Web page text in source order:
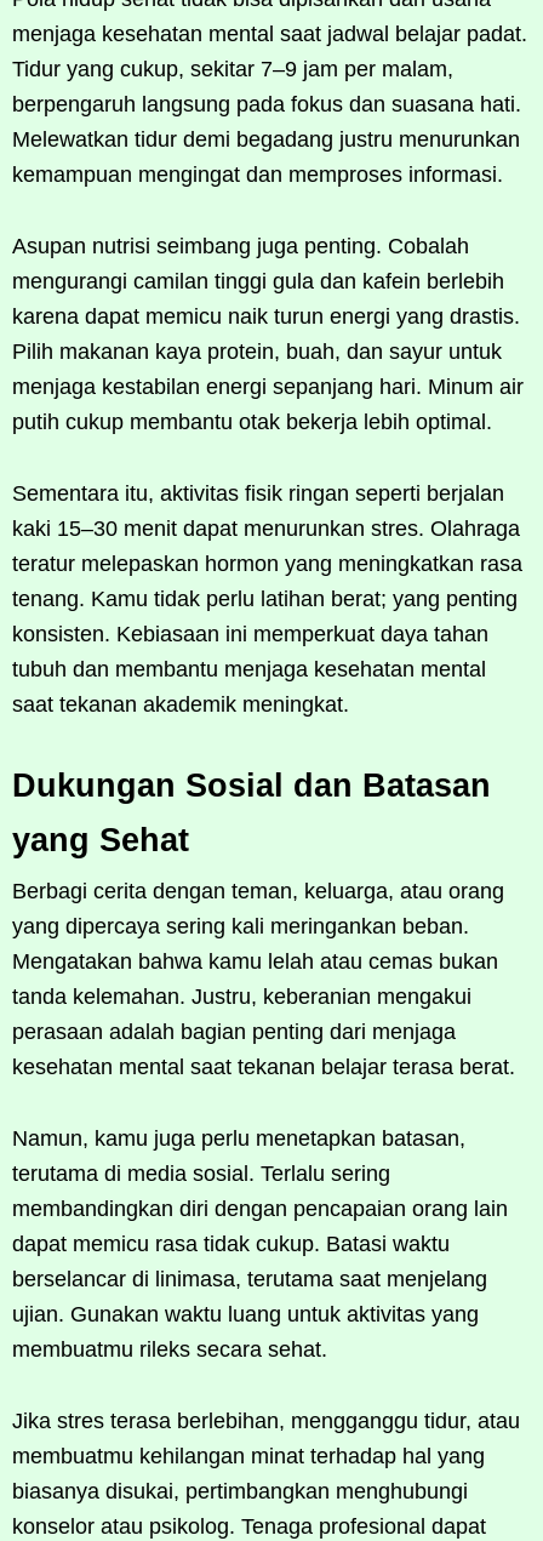
menjaga kesehatan mental saat jadwal belajar padat.
Tidur yang cukup, sekitar 7–9 jam per malam,
berpengaruh langsung pada fokus dan suasana hati.
Melewatkan tidur demi begadang justru menurunkan
kemampuan mengingat dan memproses informasi.
Asupan nutrisi seimbang juga penting. Cobalah
mengurangi camilan tinggi gula dan kafein berlebih
karena dapat memicu naik turun energi yang drastis.
Pilih makanan kaya protein, buah, dan sayur untuk
menjaga kestabilan energi sepanjang hari. Minum air
putih cukup membantu otak bekerja lebih optimal.
Sementara itu, aktivitas fisik ringan seperti berjalan
kaki 15–30 menit dapat menurunkan stres. Olahraga
teratur melepaskan hormon yang meningkatkan rasa
tenang. Kamu tidak perlu latihan berat; yang penting
konsisten. Kebiasaan ini memperkuat daya tahan
tubuh dan membantu menjaga kesehatan mental
saat tekanan akademik meningkat.
Dukungan Sosial dan Batasan
yang Sehat
Berbagi cerita dengan teman, keluarga, atau orang
yang dipercaya sering kali meringankan beban.
Mengatakan bahwa kamu lelah atau cemas bukan
tanda kelemahan. Justru, keberanian mengakui
perasaan adalah bagian penting dari menjaga
kesehatan mental saat tekanan belajar terasa berat.
Namun, kamu juga perlu menetapkan batasan,
terutama di media sosial. Terlalu sering
membandingkan diri dengan pencapaian orang lain
dapat memicu rasa tidak cukup. Batasi waktu
berselancar di linimasa, terutama saat menjelang
ujian. Gunakan waktu luang untuk aktivitas yang
membuatmu rileks secara sehat.
Jika stres terasa berlebihan, mengganggu tidur, atau
membuatmu kehilangan minat terhadap hal yang
biasanya disukai, pertimbangkan menghubungi
konselor atau psikolog. Tenaga profesional dapat